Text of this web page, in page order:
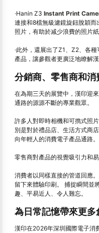
·Hanin Z3 Instant Print
連接和8檔無級濾鏡旋鈕脫穎
照片，有助於减少浪費的照片
·此外，還展出了Z1、Z2、各
產品，讓參觀者更廣泛地瞭解
分銷商、零售商和
在為期三天的展覽中，漢印迎
通路的源源不斷的專業觀眾。
許多人對即時相機和可擕式照
別是對於禮品店、生活方式商
向年輕人的消費電子產品通路。
零售商對產品的視覺吸引力和
消費者以同樣直接的管道回應
留下來體驗印刷。 捕捉瞬間並
趣、平易近人、令人難忘。
為日常記憶帶來更多
漢印在2026年深圳國際電子消